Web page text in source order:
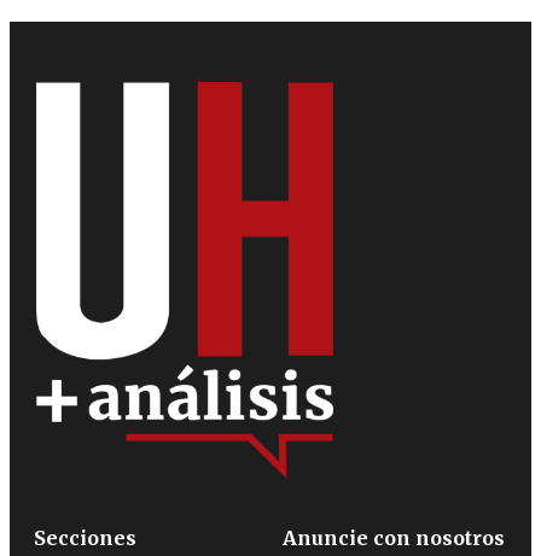
Secciones
Anuncie con nosotros